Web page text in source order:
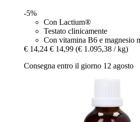
-5%
Con Lactium®
Testato clinicamente
Con vitamina B6 e magnesio
€ 14,24 € 14,99 (€ 1.095,38 / kg)
Consegna entro il giorno 12 agosto